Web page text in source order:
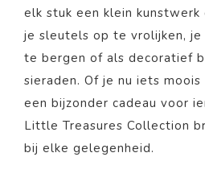
elk stuk een klein kunstwerk
je sleutels op te vrolijken,
te bergen of als decoratief
sieraden. Of je nu iets
een bijzonder cadeau voor
Little Treasures Collection
bij elke gelegenheid.